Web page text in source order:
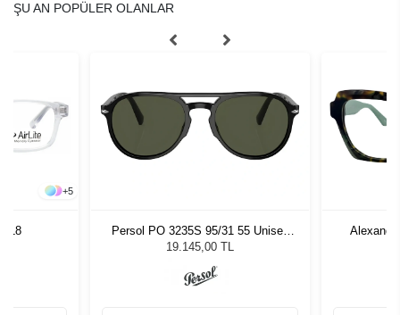
ŞU AN POPÜLER OLANLAR
+5
Persol PO 3235S 95/31 55 Unisex
Güneş Gözlüğü
19.145,00 TL